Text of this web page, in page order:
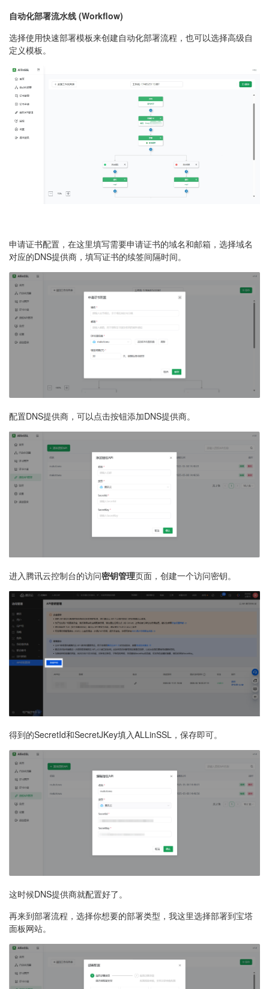
自动化部署流水线 (Workflow)
选择使用快速部署模板来创建自动化部署流程，也可以选择高级自
定义模板。
申请证书配置，在这里填写需要申请证书的域名和邮箱，选择域名
对应的DNS提供商，填写证书的续签间隔时间。
配置DNS提供商，可以点击按钮添加DNS提供商。
进入腾讯云控制台的访问密钥管理页面，创建一个访问密钥。
得到的SecretId和SecretJKey填入ALLinSSL，保存即可。
这时候DNS提供商就配置好了。
再来到部署流程，选择你想要的部署类型，我这里选择部署到宝塔
面板网站。